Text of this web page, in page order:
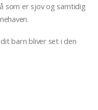
som er sjov og samtidig
barn bliver set i den